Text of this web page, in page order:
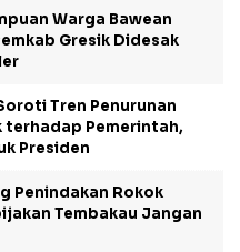
Warga Bawean
Gresik Didesak
Tren Penurunan
terhadap Pemerintah,
Presiden
Penindakan Rokok
Tembakau Jangan